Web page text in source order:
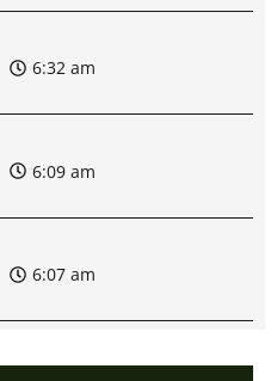
6:32 am
6:09 am
6:07 am